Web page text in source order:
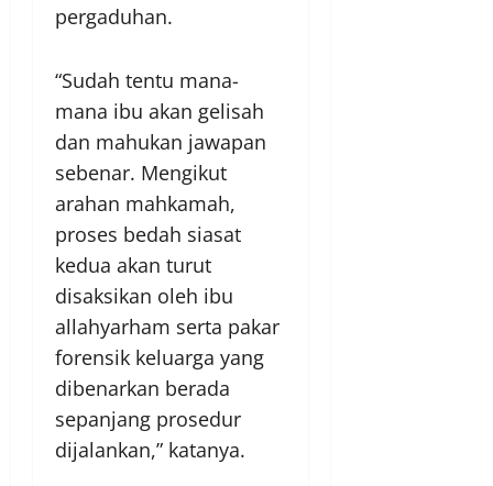
pergaduhan.
“Sudah tentu mana-
mana ibu akan gelisah
dan mahukan jawapan
sebenar. Mengikut
arahan mahkamah,
proses bedah siasat
kedua akan turut
disaksikan oleh ibu
allahyarham serta pakar
forensik keluarga yang
dibenarkan berada
sepanjang prosedur
dijalankan,” katanya.